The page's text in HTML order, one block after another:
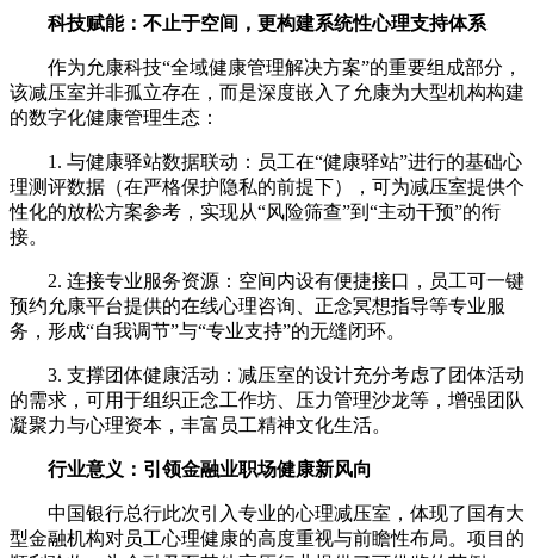
科技赋能：不止于空间，更构建系统性心理支持体系
作为允康科技“全域健康管理解决方案”的重要组成部分，
该减压室并非孤立存在，而是深度嵌入了允康为大型机构构建
的数字化健康管理生态：
1. 与健康驿站数据联动：员工在“健康驿站”进行的基础心
理测评数据（在严格保护隐私的前提下），可为减压室提供个
性化的放松方案参考，实现从“风险筛查”到“主动干预”的衔
接。
2. 连接专业服务资源：空间内设有便捷接口，员工可一键
预约允康平台提供的在线心理咨询、正念冥想指导等专业服
务，形成“自我调节”与“专业支持”的无缝闭环。
3. 支撑团体健康活动：减压室的设计充分考虑了团体活动
的需求，可用于组织正念工作坊、压力管理沙龙等，增强团队
凝聚力与心理资本，丰富员工精神文化生活。
行业意义：引领金融业职场健康新风向
中国银行总行此次引入专业的心理减压室，体现了国有大
型金融机构对员工心理健康的高度重视与前瞻性布局。项目的